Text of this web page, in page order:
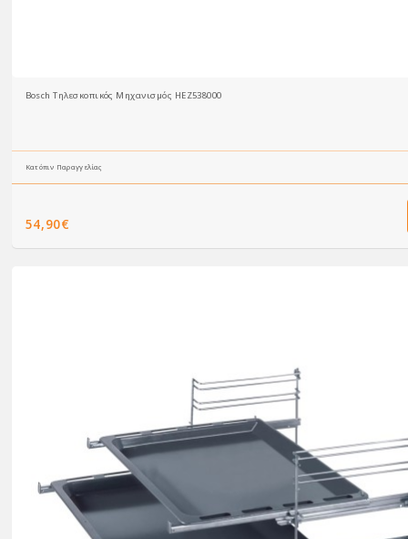
Bosch Τηλεσκοπικός Μηχανισμός HEZ538000
Κατόπιν Παραγγελίας
54,90€